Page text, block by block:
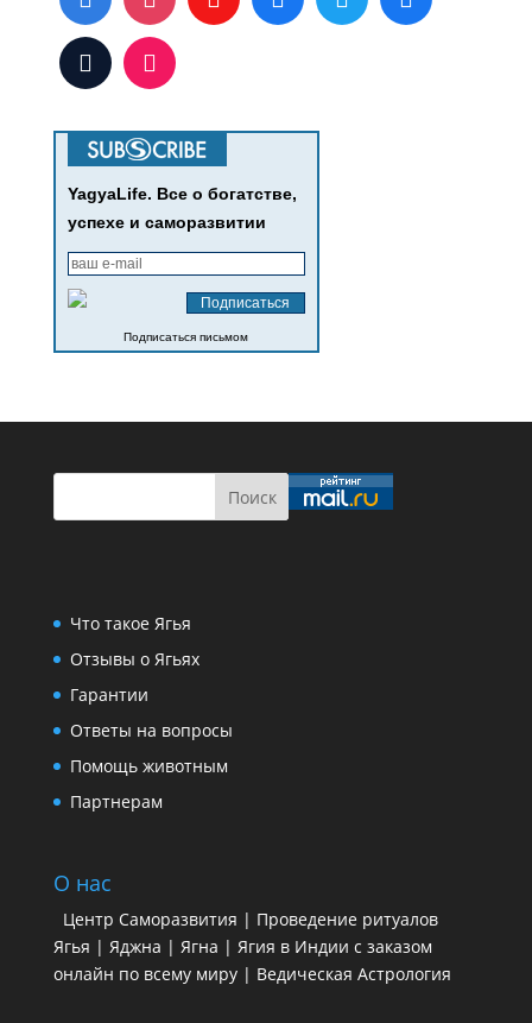
YagyaLife. Все о богатстве,
успехе и саморазвитии
Подписаться письмом
Что такое Ягья
Отзывы о Ягьях
Гарантии
Ответы на вопросы
Помощь животным
Партнерам
О нас
Центр Саморазвития | Проведение ритуалов
Ягья | Яджна | Ягна | Ягия в Индии с заказом
онлайн по всему миру | Ведическая Астрология